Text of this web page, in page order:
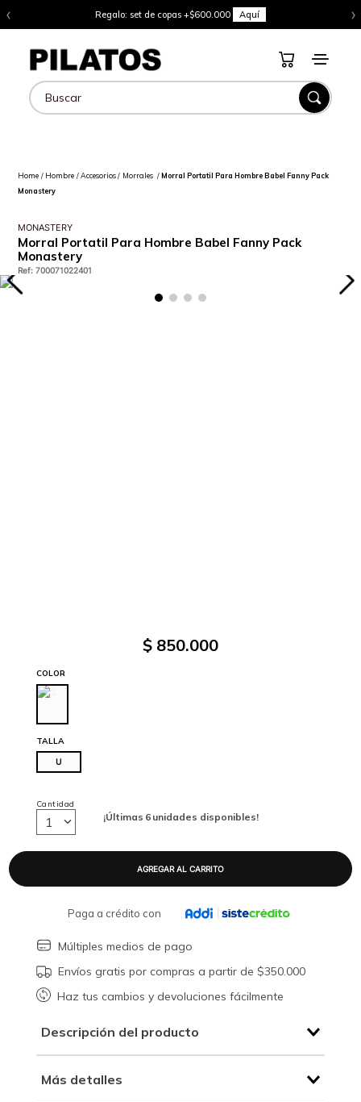
‹ Regalo: set de copas +$600.000 Aquí ›
Buscar
Hombre Accesorios Morrales
Morral Portatil Para Hombre Babel Fanny Pack
Monastery
MONASTERY
Morral Portatil Para Hombre Babel Fanny Pack
Monastery
Ref:700071022401
$ 850.000
TALLA
U
COLOR
¡Últimas 6 unidades disponibles!
Cantidad
1
Paga a crédito con
Múltiples medios de pago
Envíos gratis por compras a partir de $350.000
Haz tus cambios y devoluciones fácilmente
Descripción del producto
Más detalles